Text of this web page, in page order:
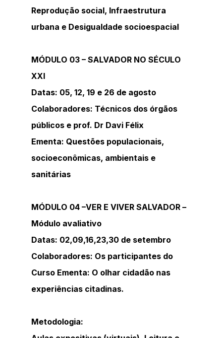
Reprodução social, Infraestrutura
urbana e Desigualdade socioespacial
MÓDULO 03 – SALVADOR NO SÉCULO
XXI
Datas: 05, 12, 19 e 26 de agosto
Colaboradores: Técnicos dos órgãos
públicos e prof. Dr Davi Félix
Ementa: Questões populacionais,
socioeconômicas, ambientais e
sanitárias
MÓDULO 04 –VER E VIVER SALVADOR –
Módulo avaliativo
Datas: 02,09,16,23,30 de setembro
Colaboradores: Os participantes do
Curso Ementa: O olhar cidadão nas
experiências citadinas.
Metodologia: